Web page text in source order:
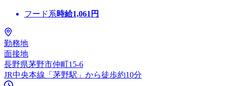
フード系時給1,061 円
勤務地
面接地
長野県茅野市仲町15-6
JR中央本線「茅野駅」から徒歩約10分